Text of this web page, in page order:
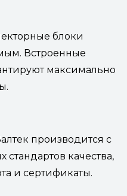
блоки
Встроенные
максимально
производится с
качества,
и сертификаты.